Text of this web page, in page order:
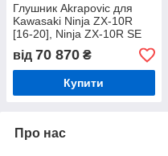
Глушник Akrapovic для
Kawasaki Ninja ZX-10R
[16-20], Ninja ZX-10R SE
[18-20], Ninja ZX-10RR
[17-20]
від 70 870 ₴
Купити
Про нас